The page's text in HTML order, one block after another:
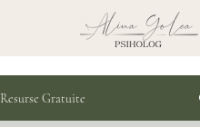
Resurse Gratuite